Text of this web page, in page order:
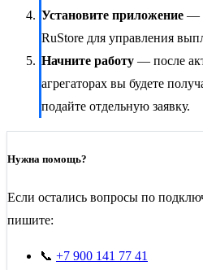
Установите приложение —
RuStore для управления
Начните работу — после
агрегаторах вы будете
подайте отдельную заявку.
Нужна помощь?
Если остались вопросы по
пишите:
📞 +7 900 141 77 41